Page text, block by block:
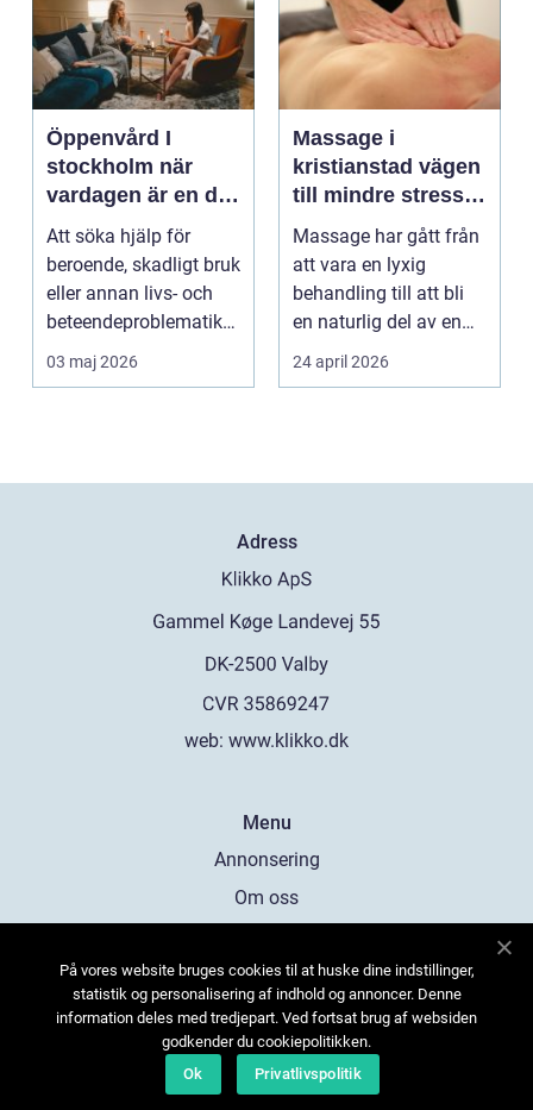
Öppenvård I
stockholm när
vardagen är en del
av behandlingen
Att söka hjälp för
beroende, skadligt bruk
eller annan livs- och
beteendeproblematik
är ett stort st...
03 maj 2026
Massage i
kristianstad vägen
till mindre stress
och mer energi i
vardagen
Massage har gått från
att vara en lyxig
behandling till att bli
en naturlig del av en
hållbar livsst...
24 april 2026
Adress
web: www.klikko.dk
Menu
Annonsering
Om oss
Kontakta oss
Sitemap
På vores website bruges cookies til at huske dine indstillinger,
statistik og personalisering af indhold og annoncer. Denne
information deles med tredjepart. Ved fortsat brug af websiden
godkender du cookiepolitikken.
Ok
Privatlivspolitik